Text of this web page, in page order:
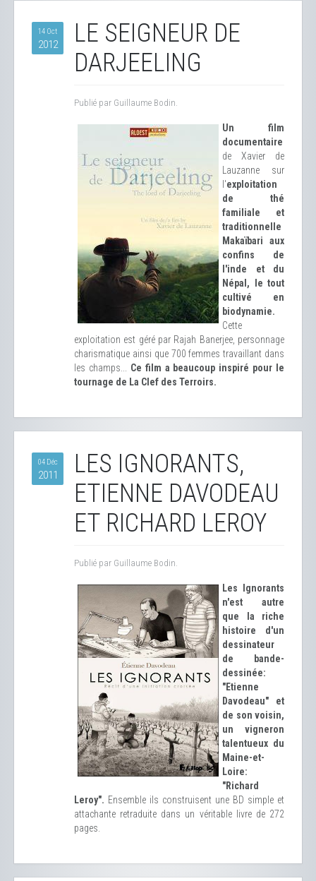
14 Oct
2012
LE SEIGNEUR DE
DARJEELING
Publié par Guillaume Bodin.
Un film
documentaire
de Xavier de
Lauzanne sur
l'exploitation
de thé
familiale et
traditionnelle
Makaïbari aux
confins de
l'inde et du
Népal, le tout
cultivé en
biodynamie.
Cette
exploitation est géré par Rajah Banerjee, personnage
charismatique ainsi que 700 femmes travaillant dans
les champs... Ce film a beaucoup inspiré pour le
tournage de La Clef des Terroirs.
04 Déc
2011
LES IGNORANTS,
ETIENNE DAVODEAU
ET RICHARD LEROY
Publié par Guillaume Bodin.
Les Ignorants
n'est autre
que la riche
histoire d'un
dessinateur
de bande-
dessinée:
"Etienne
Davodeau" et
de son voisin,
un vigneron
talentueux du
Maine-et-
Loire:
"Richard
Leroy". Ensemble ils construisent une BD simple et
attachante retraduite dans un véritable livre de 272
pages.